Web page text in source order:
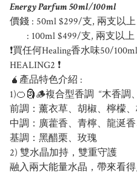
Energy Parfum 50ml/100ml
價錢 : 50ml $299/支, 兩支以
: 100ml $499/支, 兩支以上
❗買任何Healing香水味50/
HEALING2 ❗
🧉產品特色介紹 :
1)🍊🗿🪵複合型香調 “木香調
前調：薰衣草、胡椒、檸
中調：廣藿香、青檸、龍
基調：黑醋栗、玫瑰
2) 雙水晶加持，雙重守護
融入兩大能量水晶，帶來看得